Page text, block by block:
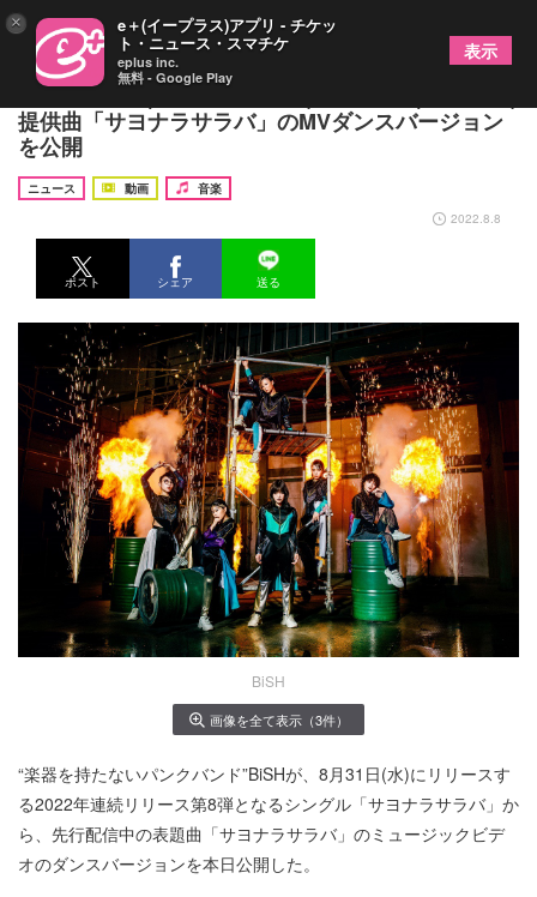
BiSH、Taka (ONE OK ROCK)・KENTA (WANIMA)
提供曲「サヨナラサラバ」のMVダンスバージョン
を公開
ニュース 動画
音楽
2022.8.8
ポスト シェア 送る
BiSH
画像を全て表示（3件）
“楽器を持たないパンクバンド”BiSHが、8月31日(水)にリリースす
る2022年連続リリース第8弾となるシングル「サヨナラサラバ」か
ら、先行配信中の表題曲「サヨナラサラバ」のミュージックビデ
オのダンスバージョンを本日公開した。
× e＋(イープラス)アプリ - チケッ
ト・ニュース・スマチケ
eplus inc.
無料 - Google Play
表示